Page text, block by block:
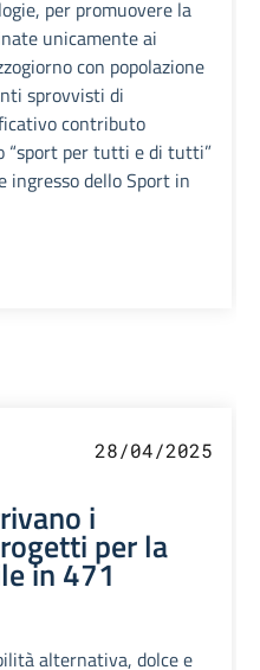
per promuovere la
unicamente ai
con popolazione
sprovvisti di
contributo
“sport per tutti e di tutti”
ingresso dello Sport in
28/04/2025
i
per la
in 471
alternativa, dolce e